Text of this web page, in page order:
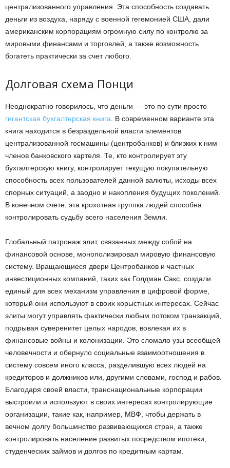
централизованного управления. Эта способность создавать
деньги из воздуха, наряду с военной гегемонией США, дали
американским корпорациям огромную силу по контролю за
мировыми финансами и торговлей, а также возможность
богатеть практически за счет любого.
Долговая схема Понци
Неоднократно говорилось, что деньги — это по сути просто
гигантская бухгалтерская книга. В современном варианте эта
книга находится в безраздельной власти элементов
централизованной госмашины (центробанков) и близких к ним
членов банковского картеля. Те, кто контролирует эту
бухгалтерскую книгу, контролирует текущую покупательную
способность всех пользователей данной валюты, исходы всех
спорных ситуаций, а заодно и накопления будущих поколений.
В конечном счете, эта крохотная группка людей способна
контролировать судьбу всего населения Земли.
Глобальный патронаж элит, связанных между собой на
финансовой основе, монополизировал мировую финансовую
систему. Вращающиеся двери Центробанков и частных
инвестиционных компаний, таких как Голдман Сакс, создали
единый для всех механизм управления в цифровой форме,
который они используют в своих корыстных интересах. Сейчас
элиты могут управлять фактически любым потоком транзакций,
подрывая суверенитет целых народов, вовлекая их в
финансовые войны и колонизации. Это сломало узы всеобщей
человечности и обернуло социальные взаимоотношения в
систему совсем иного класса, разделившую всех людей на
кредиторов и должников или, другими словами, господ и рабов.
Благодаря своей власти, транснациональные корпорации
выстроили и используют в своих интересах контролирующие
организации, такие как, например, МВФ, чтобы держать в
вечном долгу большинство развивающихся стран, а также
контролировать население развитых посредством ипотеки,
студенческих займов и долгов по кредитным картам.